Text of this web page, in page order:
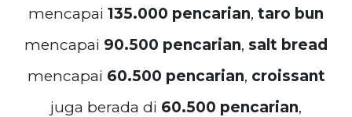
mencapai 135.000 pencarian, taro bun
mencapai 90.500 pencarian, salt bread
mencapai 60.500 pencarian, croissant
juga berada di 60.500 pencarian,